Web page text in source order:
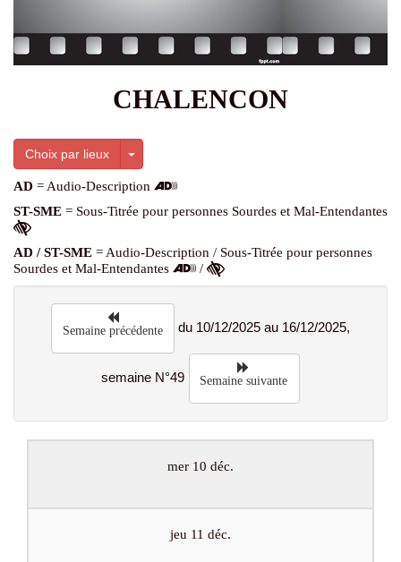
CHALENCON
Choix par lieux Toggle Dropdown
AD = Audio-Description
ST-SME = Sous-Titrée pour personnes Sourdes et Mal-Entendantes
AD / ST-SME = Audio-Description / Sous-Titrée pour personnes
Sourdes et Mal-Entendantes
/
Semaine précédente du 10/12/2025 au 16/12/2025,
semaine N°49 Semaine suivante
mer 10 déc.
jeu 11 déc.